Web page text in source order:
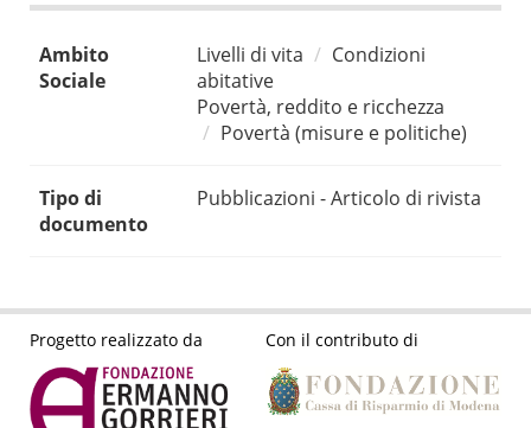
Ambito
Sociale
Livelli di vita
Condizioni
abitative
Povertà, reddito e ricchezza
Povertà (misure e politiche)
Tipo di
documento
Pubblicazioni - Articolo di rivista
Progetto realizzato da Con il contributo di